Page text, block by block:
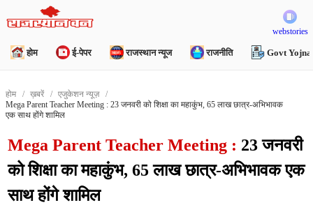
webstories
होम ई-पेपर राजस्थान न्यूज राजनीति Govt Yojna
होम ख़बरें
एजुकेशन न्यूज़
Mega Parent Teacher Meeting : 23 जनवरी को शिक्षा का महाकुंभ, 65 लाख छात्र-अभिभावक
एक साथ होंगे शामिल
Mega Parent Teacher Meeting : 23 जनवरी
को शिक्षा का महाकुंभ, 65 लाख छात्र-अभिभावक एक
साथ होंगे शामिल